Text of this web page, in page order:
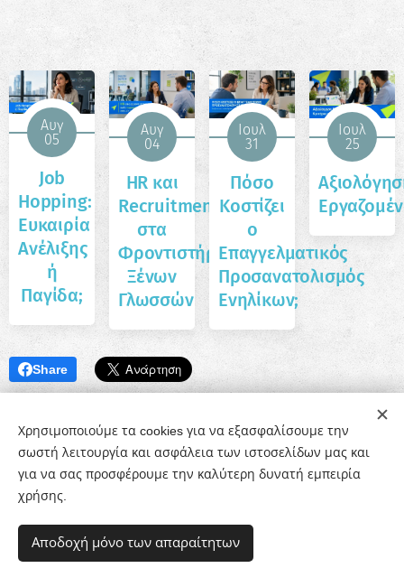
Αυγ
05
Job
Hopping:
Ευκαιρία
Ανέλιξης
ή
Παγίδα;
Αυγ
04
HR και
Recruitment
στα
Φροντιστήρια
Ξένων
Γλωσσών
Ιουλ
31
Πόσο
Κοστίζει
ο
Επαγγελματικός
Προσανατολισμός
Ενηλίκων;
Ιουλ
25
Share
© 2020-26 Εργαστήρι Συμβουλευτικής & Προσανατολισμού
| Υλοποιήθηκε από τo CounselShop.gr
Χρησιμοποιούμε τα cookies για να εξασφαλίσουμε την
σωστή λειτουργία και ασφάλεια των ιστοσελίδων μας και
για να σας προσφέρουμε την καλύτερη δυνατή εμπειρία
χρήσης.
Αποδοχή μόνο των απαραίτητων